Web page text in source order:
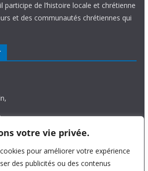
votre vie privée.
pour améliorer votre expérience
des publicités ou des contenus
participe de l’histoire locale et chrétienne
et des communautés chrétiennes qui